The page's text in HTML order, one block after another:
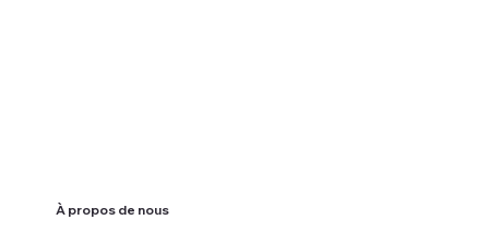
À propos de nous